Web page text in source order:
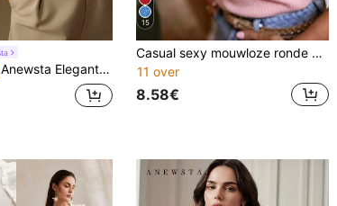
Anewsta Elegante coltrui met gevlokt kant voor dames, hoogwaardige herfst/winterlaagtop
15
Casual sexy mouwloze ronde hals gebreide top met pailletten voor dames, 2026 nieuwe mode elegante top
11 over
8.58€